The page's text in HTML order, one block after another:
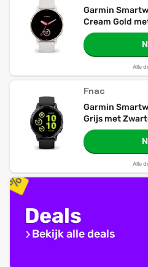
Garmin
Cream Gold
Alle
Fnac
Garmin
Grijs met
Alle
Deals
Bekijk alle deals